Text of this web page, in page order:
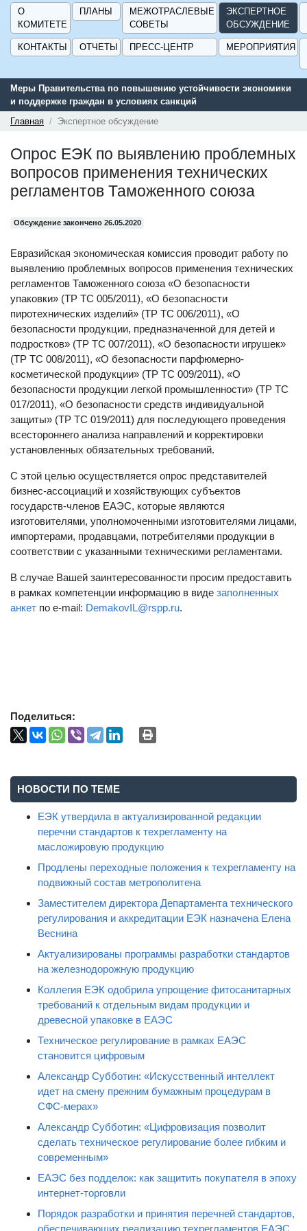
О
КОМИТЕТЕ
ПЛАНЫ
МЕЖОТРАСЛЕВЫЕ
СОВЕТЫ
ЭКСПЕРТНОЕ
ОБСУЖДЕНИЕ
КОНТАКТЫ ОТЧЕТЫ ПРЕСС-ЦЕНТР МЕРОПРИЯТИЯ
Меры Правительства по повышению устойчивости экономики
и поддержке граждан в условиях санкций
Главная
Экспертное обсуждение
Опрос ЕЭК по выявлению проблемных
вопросов применения технических
регламентов Таможенного союза
Обсуждение закончено 26.05.2020
Евразийская экономическая комиссия проводит работу по
выявлению проблемных вопросов применения технических
регламентов Таможенного союза «О безопасности
упаковки» (ТР ТС 005/2011), «О безопасности
пиротехнических изделий» (ТР ТС 006/2011), «О
безопасности продукции, предназначенной для детей и
подростков» (ТР ТС 007/2011), «О безопасности игрушек»
(ТР ТС 008/2011), «О безопасности парфюмерно-
косметической продукции» (ТР ТС 009/2011), «О
безопасности продукции легкой промышленности» (ТР ТС
017/2011), «О безопасности средств индивидуальной
защиты» (ТР ТС 019/2011) для последующего проведения
всестороннего анализа направлений и корректировки
установленных обязательных требований.
С этой целью осуществляется опрос представителей
бизнес-ассоциаций и хозяйствующих субъектов
государств-членов ЕАЭС, которые являются
изготовителями, уполномоченными изготовителями лицами,
импортерами, продавцами, потребителями продукции в
соответствии с указанными техническими регламентами.
В случае Вашей заинтересованности просим предоставить
в рамках компетенции информацию в виде заполненных
анкет по e-mail: DemakovIL@rspp.ru.
Поделиться:
НОВОСТИ ПО ТЕМЕ
ЕЭК утвердила в актуализированной редакции
перечни стандартов к техрегламенту на
масложировую продукцию
Продлены переходные положения к техрегламенту на
подвижный состав метрополитена
Заместителем директора Департамента технического
регулирования и аккредитации ЕЭК назначена Елена
Веснина
Актуализированы программы разработки стандартов
на железнодорожную продукцию
Коллегия ЕЭК одобрила упрощение фитосанитарных
требований к отдельным видам продукции и
древесной упаковке в ЕАЭС
Техническое регулирование в рамках ЕАЭС
становится цифровым
Александр Субботин: «Искусственный интеллект
идет на смену прежним бумажным процедурам в
СФС-мерах»
Александр Субботин: «Цифровизация позволит
сделать техническое регулирование более гибким и
современным»
ЕАЭС без подделок: как защитить покупателя в эпоху
интернет-торговли
Порядок разработки и принятия перечней стандартов,
обеспечивающих реализацию техрегламентов ЕАЭС,